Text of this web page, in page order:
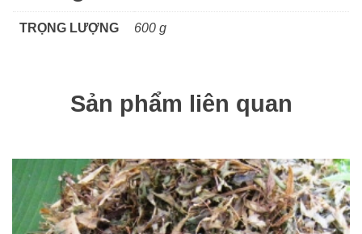
TRỌNG LƯỢNG 600 g
Sản phẩm liên quan